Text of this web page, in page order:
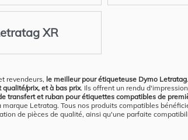
XR
revendeurs, le meilleur pour étiqueteuse Dymo Letratag
prix, et à bas prix. Ils offrent un rendu
transfert et ruban pour étiquettes compatibles de
Letratag. Tous nos produits compatibles
de pièces de qualité, ainsi qu'une parfaite